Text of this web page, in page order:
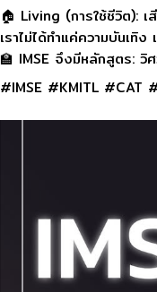
🏠 Living (การใช้ชีวิต):
เราไม่ได้ทำแค่ความบันเ
🏫 IMSE จึงมีหลักสูตร: วิ
#IMSE #KMITL #CAT